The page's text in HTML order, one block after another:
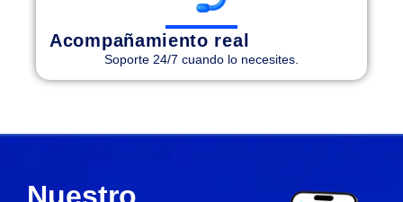
Acompañamiento real
Soporte 24/7 cuando lo necesites.
Nuestro